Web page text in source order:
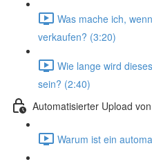
Was mache ich,
verkaufen? (3:20)
Wie lange wird
sein? (2:40)
Automatisierter Upload
Warum ist ein